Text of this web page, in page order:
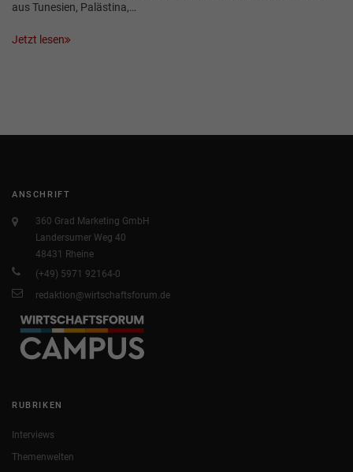
aus Tunesien, Palästina,…
Jetzt lesen
ANSCHRIFT
360 Grad Marketing GmbH
Landersumer Weg 40
48431 Rheine
(+49) 5971 92164-0
redaktion@wirtschaftsforum.de
RUBRIKEN
Interviews
Themenwelten